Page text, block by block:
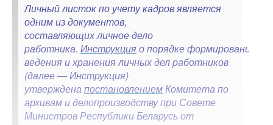
Личный листок по учету кадров является
одним из документов,
составляющих личное дело
работника. Инструкция о порядке формирования,
ведения и хранения личных дел работников
(далее — Инструкция)
утвержденапостановлениемКомитета по
архивам и делопроизводству при Совете
Министров Республики Беларусь от